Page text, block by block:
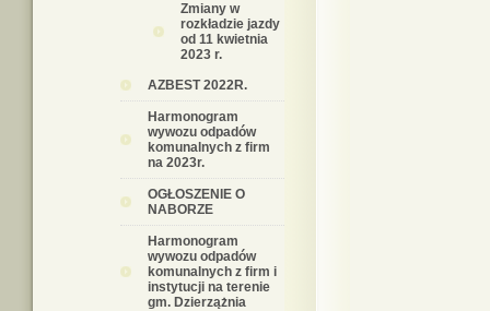
Zmiany w
rozkładzie jazdy
od 11 kwietnia
2023 r.
AZBEST 2022R.
Harmonogram
wywozu odpadów
komunalnych z firm
na 2023r.
OGŁOSZENIE O
NABORZE
Harmonogram
wywozu odpadów
komunalnych z firm i
instytucji na terenie
gm. Dzierzążnia